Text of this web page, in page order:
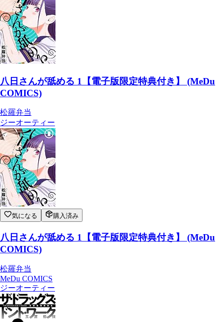
八日さんが舐める 1【電子版限定特典付き】 (MeDu
COMICS)
松羅弁当
ジーオーティー
気になる 購入済み
八日さんが舐める 1【電子版限定特典付き】 (MeDu
COMICS)
松羅弁当
MeDu COMICS
ジーオーティー